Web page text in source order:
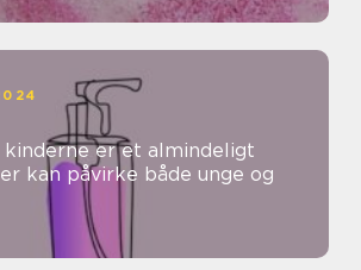
kinderne er et almindeligt
kan påvirke både unge og